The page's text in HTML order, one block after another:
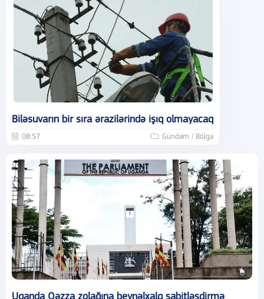
Biləsuvarın bir sıra ərazilərində işıq olmayacaq
08:57 Gündəm / Bölgə